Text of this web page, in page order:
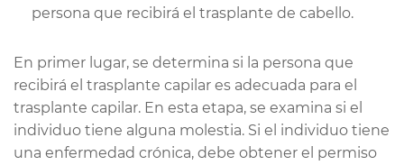
persona que recibirá el trasplante de cabello.
En primer lugar, se determina si la persona que
recibirá el trasplante capilar es adecuada para el
trasplante capilar. En esta etapa, se examina si el
individuo tiene alguna molestia. Si el individuo tiene
una enfermedad crónica, debe obtener el permiso